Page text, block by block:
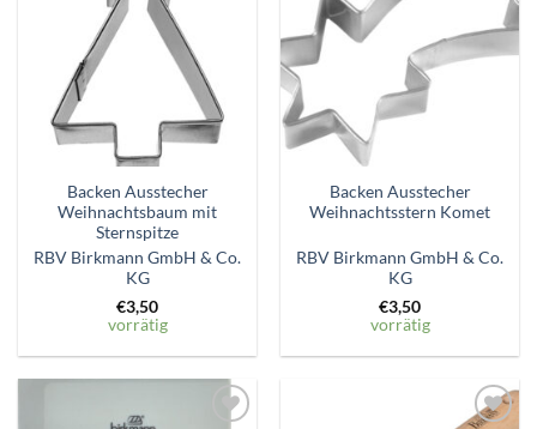
Wunschzettel
hinzufügen
Backen Ausstecher
Weihnachtsbaum mit
Sternspitze
RBV Birkmann GmbH & Co.
KG
€3,50
vorrätig
Wunschzettel
Backen Ausstecher
Weihnachtsstern Komet
RBV Birkmann GmbH & Co.
KG
€3,50
vorrätig